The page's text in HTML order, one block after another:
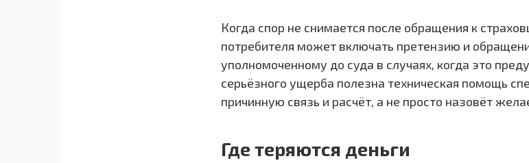
Когда спор не снимается после обращения к
потребителя может включать претензию и
уполномоченному до суда в случаях, когда это
серьёзного ущерба полезна техническая помощь
причинную связь и расчёт, а не просто назовёт
Где теряются деньги